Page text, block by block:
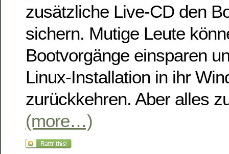
zusätzliche Live-CD den
sichern. Mutige Leute
Bootvorgänge einsparen
Linux-Installation in ihr
zurückkehren. Aber alles
(more…)